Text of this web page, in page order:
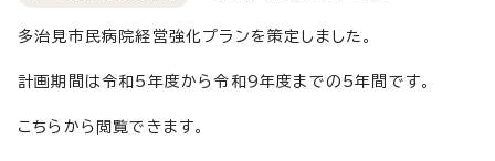
多治見市民病院経営強化プランを策定しました。
計画期間は令和5年度から令和9年度までの5年間です。
こちらから閲覧できます。